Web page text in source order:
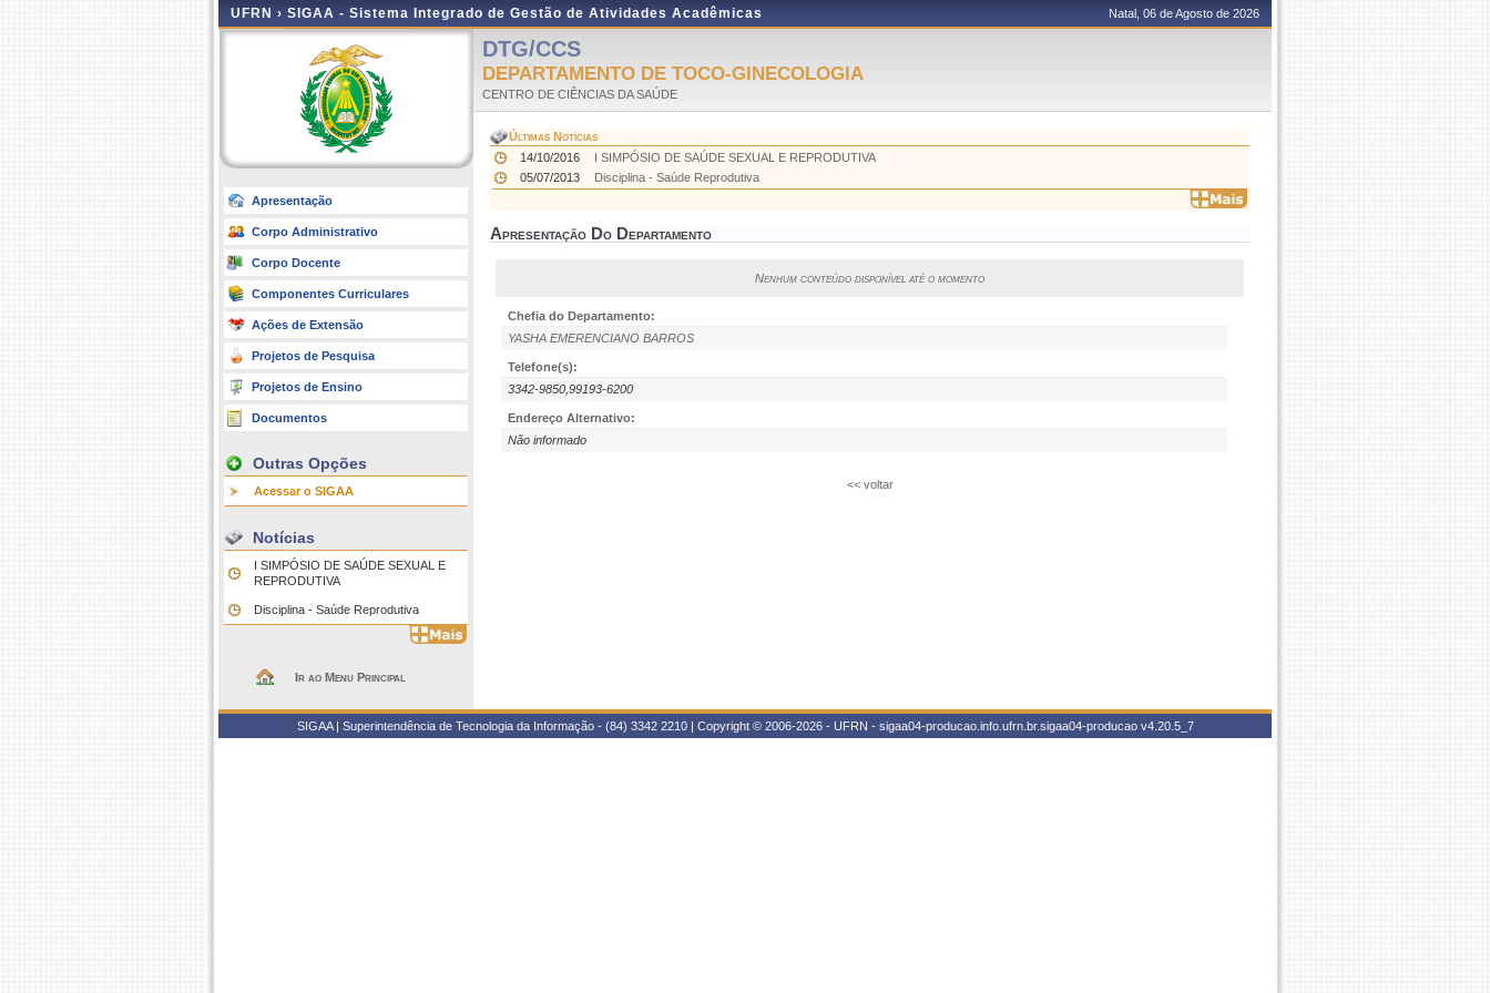
UFRN › SIGAA - Sistema Integrado de Gestão de Atividades Acadêmicas Natal, 06 de Agosto de 2026
Apresentação
Corpo Administrativo
Corpo Docente
Componentes Curriculares
Ações de Extensão
Projetos de Pesquisa
Projetos de Ensino
Documentos
Outras Opções
Acessar o SIGAA
Notícias
I SIMPÓSIO DE SAÚDE SEXUAL E
REPRODUTIVA
Disciplina - Saúde Reprodutiva
Ir ao Menu Principal
DTG/CCS
DEPARTAMENTO DE TOCO-GINECOLOGIA
CENTRO DE CIÊNCIAS DA SAÚDE
Últimas Notícias
14/10/2016
I SIMPÓSIO DE SAÚDE SEXUAL E REPRODUTIVA
05/07/2013
Disciplina - Saúde Reprodutiva
Apresentação Do Departamento
Nenhum conteúdo disponível até o momento
Chefia do Departamento:
YASHA EMERENCIANO BARROS
Telefone(s):
3342-9850,99193-6200
Endereço Alternativo:
Não informado
<< voltar
SIGAA | Superintendência de Tecnologia da Informação - (84) 3342 2210 | Copyright © 2006-2026 - UFRN - sigaa04-producao.info.ufrn.br.sigaa04-producao v4.20.5_7